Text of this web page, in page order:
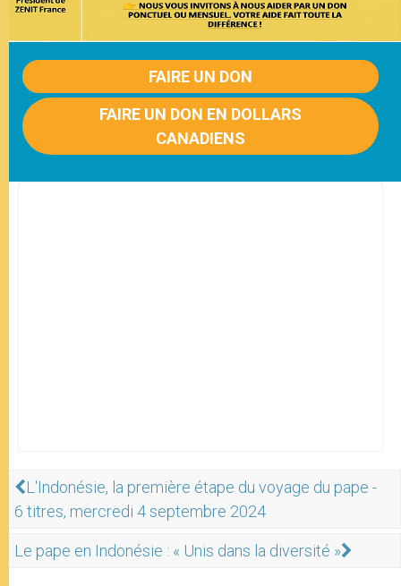
FAIRE UN DON
FAIRE UN DON EN DOLLARS
CANADIENS
L'Indonésie, la première étape du voyage du pape -
6 titres, mercredi 4 septembre 2024
Le pape en Indonésie : « Unis dans la diversité »